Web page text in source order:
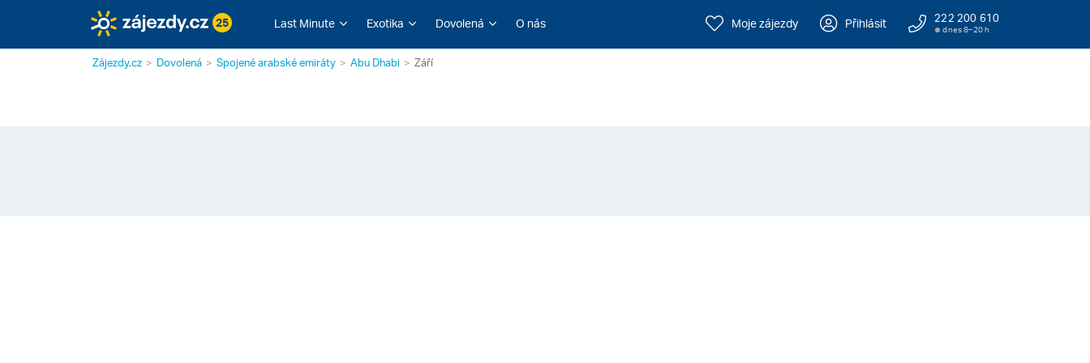
25 Last Minute Exotika Dovolená O nás Moje zájezdy Přihlásit 222 200 610
dnes 8–20 h
Zájezdy.cz Dovolená Spojené arabské emiráty Abu Dhabi Září